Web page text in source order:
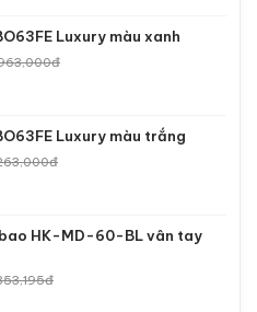
Luxury màu xanh
Luxury màu trắng
HK-MD-60-BL vân tay